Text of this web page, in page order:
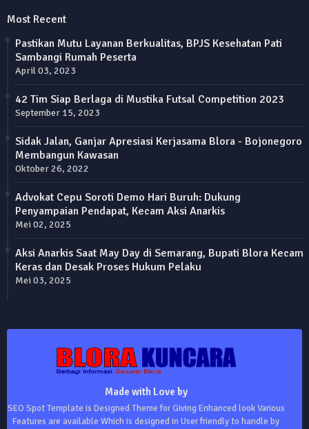
Most Recent
Pastikan Mutu Layanan Berkualitas, BPJS Kesehatan Pati
Sambangi Rumah Peserta
April 03, 2023
42 Tim Siap Berlaga di Mustika Futsal Competition 2023
September 15, 2023
Sidak Jalan, Ganjar Apresiasi Kerjasama Blora - Bojonegoro
Membangun Kawasan
Oktober 26, 2022
Advokat Cepu Soroti Demo Hari Buruh: Dukung
Penyampaian Pendapat, Kecam Aksi Anarkis
Mei 02, 2025
Aksi Anarkis Saat May Day di Semarang, Bupati Blora Kecam
Keras dan Desak Proses Hukum Pelaku
Mei 03, 2025
Made with Love by
SEO Spot Template is Designed Theme for Giving Enhanced look Various
Features are available Which is designed in User friendly to handle by